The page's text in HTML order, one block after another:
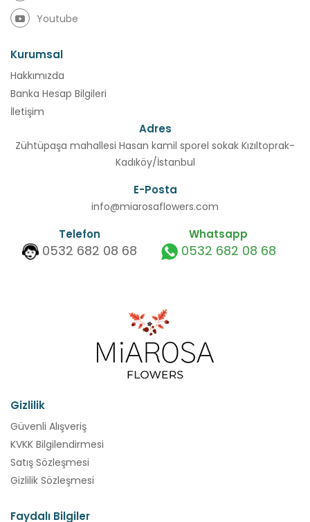
Youtube
Kurumsal
Hakkımızda
Banka Hesap Bilgileri
İletişim
Adres
Zühtüpaşa mahallesi Hasan kamil sporel sokak Kızıltoprak-
Kadıköy/İstanbul
E-Posta
info@miarosaflowers.com
Telefon
0532 682 08 68
Whatsapp
0532 682 08 68
Gizlilik
Güvenli Alışveriş
KVKK Bilgilendirmesi
Satış Sözleşmesi
Gizlilik Sözleşmesi
Faydalı Bilgiler